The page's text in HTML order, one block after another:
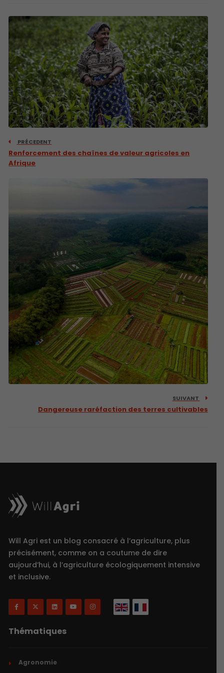
PRÉCEDENT
Renforcement des chaînes de valeur agricoles en
Afrique
SUIVANT
Dangereuse raréfaction des terres cultivables
Will Agri est un blog consacré à l’agriculture, plus
précisément, comme on a coutume de dire
aujourd’hui, à l’agriculture écologiquement intensive
et inclusive.
Thématiques
Agronomie